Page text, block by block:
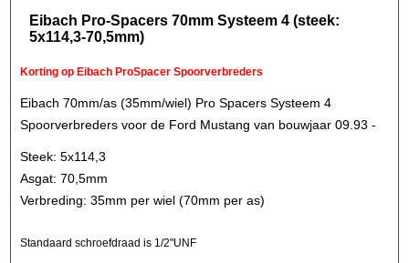
Eibach Pro-Spacers 70mm Systeem 4 (steek:
5x114,3-70,5mm)
Korting op Eibach ProSpacer Spoorverbreders
Eibach 70mm/as (35mm/wiel) Pro Spacers Systeem 4
Spoorverbreders voor de Ford Mustang van bouwjaar 09.93 -
Steek: 5x114,3
Asgat: 70,5mm
Verbreding: 35mm per wiel (70mm per as)
Standaard schroefdraad is 1/2"UNF